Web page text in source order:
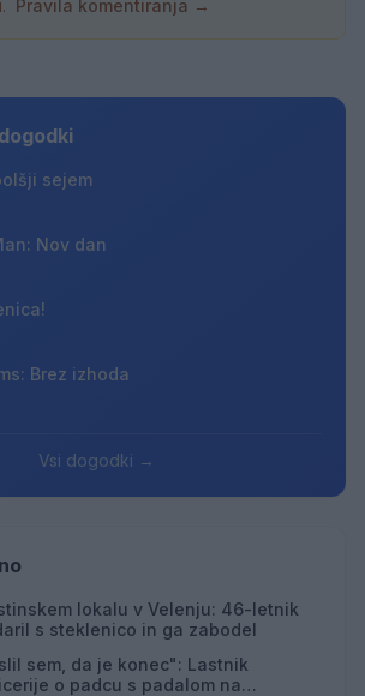
Pravila komentiranja →
sejem
Nov dan
Brez izhoda
Vsi dogodki →
lokalu v Velenju: 46-letnik
s steklenico in ga zabodel
sem, da je konec": Lastnik
o padcu s padalom na